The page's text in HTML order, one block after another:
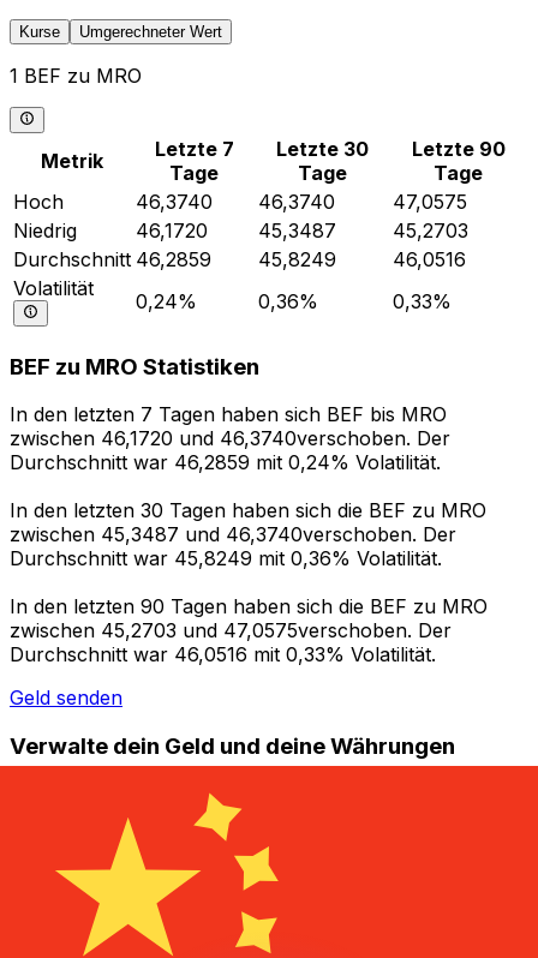
Kurse Umgerechneter Wert
1 BEF zu MRO
Metrik
Letzte 7
Tage
Letzte 30
Tage
Letzte 90
Tage
Hoch
46,3740 46,3740
47,0575
Niedrig
46,1720 45,3487
45,2703
Durchschnitt 46,2859 45,8249
46,0516
Volatilität
0,24% 0,36% 0,33%
BEF zu MRO Statistiken
In den letzten 7 Tagen haben sich BEF bis MRO
zwischen 46,1720 und 46,3740verschoben. Der
Durchschnitt war 46,2859 mit 0,24% Volatilität.
In den letzten 30 Tagen haben sich die BEF zu MRO
zwischen 45,3487 und 46,3740verschoben. Der
Durchschnitt war 45,8249 mit 0,36% Volatilität.
In den letzten 90 Tagen haben sich die BEF zu MRO
zwischen 45,2703 und 47,0575verschoben. Der
Durchschnitt war 46,0516 mit 0,33% Volatilität.
Geld senden
Verwalte dein Geld und deine Währungen
unterwegs.
Die Xe-App bietet alles, was du für globale Geldtransfers
und Währungsmanagement benötigst. Währungen
umrechnen, Kursbenachrichtigungen einrichten und
Geld ins Ausland überweisen, ohne versteckte
Gebühren. Heute herunterladen!